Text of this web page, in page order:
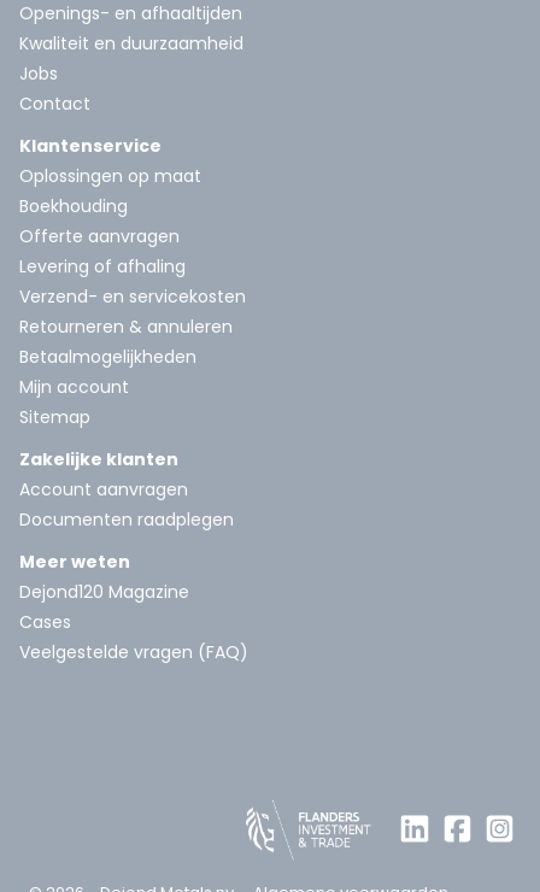
Openings- en afhaaltijden
Kwaliteit en duurzaamheid
Jobs
Contact
Klantenservice
Oplossingen op maat
Boekhouding
Offerte aanvragen
Levering of afhaling
Verzend- en servicekosten
Retourneren & annuleren
Betaalmogelijkheden
Mijn account
Sitemap
Zakelijke klanten
Account aanvragen
Documenten raadplegen
Meer weten
Dejond120 Magazine
Cases
Veelgestelde vragen (FAQ)